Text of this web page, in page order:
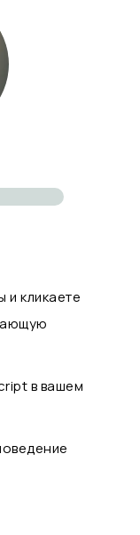
и кликаете
в вашем